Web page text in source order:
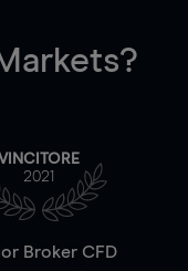
VINCITORE
2021
Broker CFD